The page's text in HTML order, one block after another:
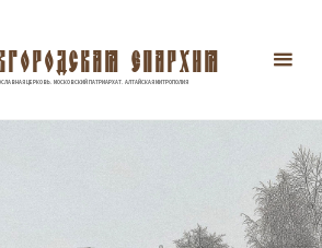
ЕПАРХИЯ
ЦЕРКОВЬ. МОСКОВСКИЙ ПАТРИАРХАТ. АЛТАЙСКАЯ МИТРОПОЛИЯ